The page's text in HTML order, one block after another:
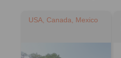
USA, Canada, Mexico